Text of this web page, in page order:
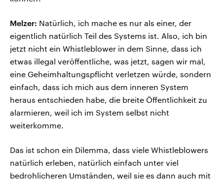
Melzer: Natürlich, ich mache es nur als einer, der
eigentlich natürlich Teil des Systems ist. Also, ich bin
jetzt nicht ein Whistleblower in dem Sinne, dass ich
etwas illegal veröffentliche, was jetzt, sagen wir mal,
eine Geheimhaltungspflicht verletzen würde, sondern
einfach, dass ich mich aus dem inneren System
heraus entschieden habe, die breite Öffentlichkeit zu
alarmieren, weil ich im System selbst nicht
weiterkomme.
Das ist schon ein Dilemma, dass viele Whistleblowers
natürlich erleben, natürlich einfach unter viel
bedrohlicheren Umständen, weil sie es dann auch mit